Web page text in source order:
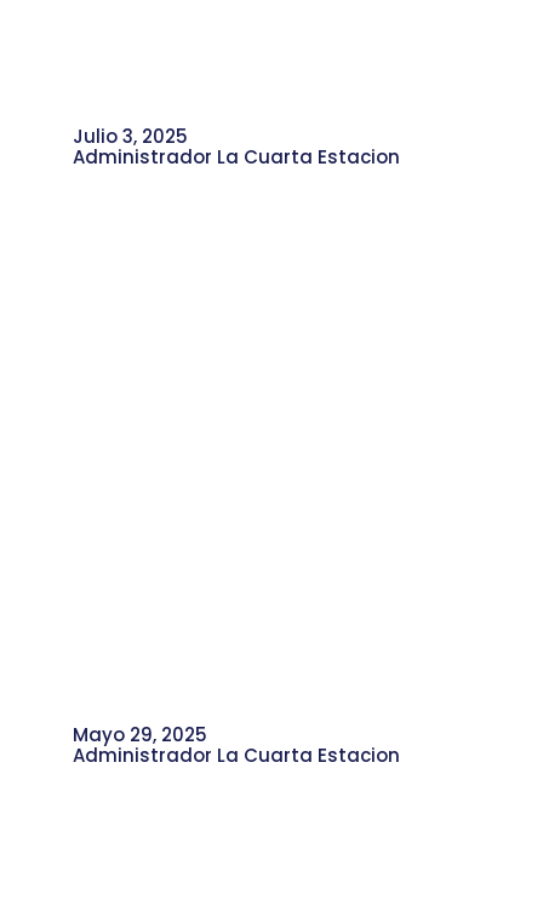
Julio 3, 2025
Administrador La Cuarta Estacion
Mayo 29, 2025
Administrador La Cuarta Estacion